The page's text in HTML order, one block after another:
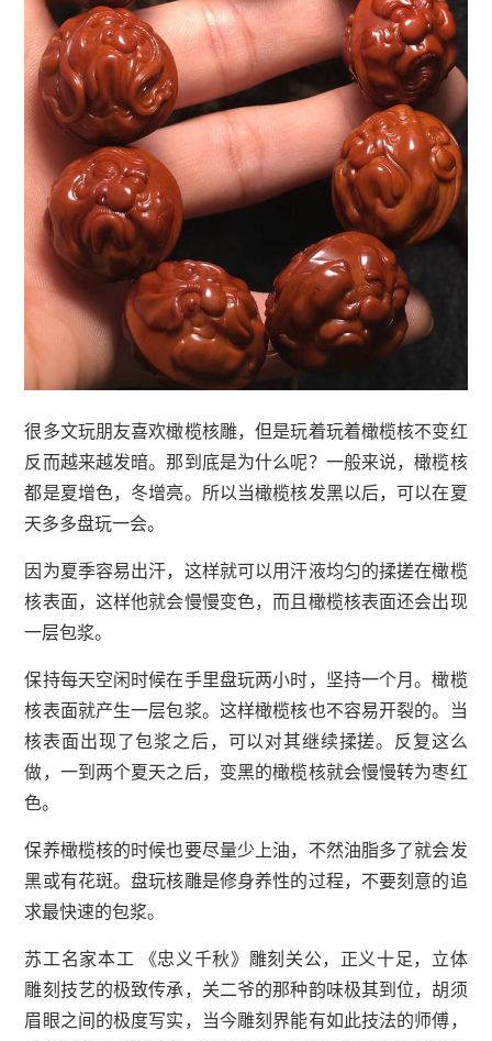
很多文玩朋友喜欢橄榄核雕，但是玩着玩着橄榄核不变红
反而越来越发暗。那到底是为什么呢？一般来说，橄榄核
都是夏增色，冬增亮。所以当橄榄核发黑以后，可以在夏
天多多盘玩一会。
因为夏季容易出汗，这样就可以用汗液均匀的揉搓在橄榄
核表面，这样他就会慢慢变色，而且橄榄核表面还会出现
一层包浆。
保持每天空闲时候在手里盘玩两小时，坚持一个月。橄榄
核表面就产生一层包浆。这样橄榄核也不容易开裂的。当
核表面出现了包浆之后，可以对其继续揉搓。反复这么
做，一到两个夏天之后，变黑的橄榄核就会慢慢转为枣红
色。
保养橄榄核的时候也要尽量少上油，不然油脂多了就会发
黑或有花斑。盘玩核雕是修身养性的过程，不要刻意的追
求最快速的包浆。
苏工名家本工 《忠义千秋》雕刻关公，正义十足，立体
雕刻技艺的极致传承，关二爷的那种韵味极其到位，胡须
眉眼之间的极度写实，当今雕刻界能有如此技法的师傅，